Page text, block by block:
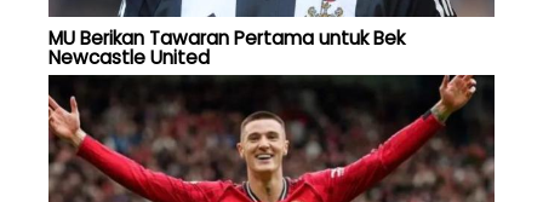
MU Berikan Tawaran Pertama untuk Bek
Newcastle United